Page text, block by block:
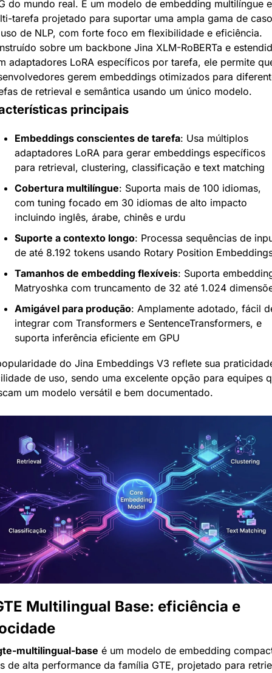
do mundo real. É um modelo de embedding multilíngue e
tarefa projetado para suportar uma ampla gama de
de NLP, com forte foco em flexibilidade e eficiência.
sobre um backbone Jina XLM-RoBERTa e
adaptadores LoRA específicos por tarefa, ele permite
gerem embeddings otimizados para
de retrieval e semântica usando um único modelo.
principais
Embeddings conscientes de tarefa: Usa múltiplos
adaptadores LoRA para gerar embeddings específicos
para retrieval, clustering, classificação e text matching
Cobertura multilíngue: Suporta mais de 100 idiomas,
com tuning focado em 30 idiomas de alto impacto
incluindo inglês, árabe, chinês e urdu
Suporte a contexto longo: Processa sequências de
de até 8.192 tokens usando Rotary Position
Tamanhos de embedding flexíveis: Suporta
Matryoshka com truncamento de 32 até 1.024
Amigável para produção: Amplamente adotado, fácil
integrar com Transformers e SentenceTransformers, e
suporta inferência eficiente em GPU
do Jina Embeddings V3 reflete sua
de uso, sendo uma excelente opção para equipes
um modelo versátil e bem documentado.
Multilingual Base: eficiência e
multilingual-base é um modelo de embedding
de alta performance da família GTE, projetado para